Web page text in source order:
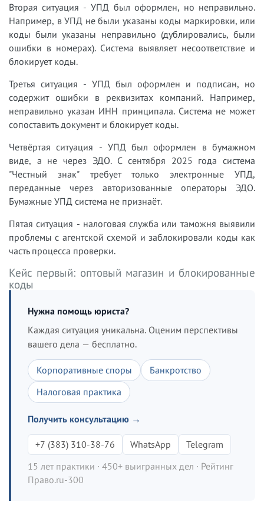
Вторая ситуация - УПД был оформлен, но неправильно.
Например, в УПД не были указаны коды маркировки, или
коды были указаны неправильно (дублировались, были
ошибки в номерах). Система выявляет несоответствие и
блокирует коды.
Третья ситуация - УПД был оформлен и подписан, но
содержит ошибки в реквизитах компаний. Например,
неправильно указан ИНН принципала. Система не может
сопоставить документ и блокирует коды.
Четвёртая ситуация - УПД был оформлен в бумажном
виде, а не через ЭДО. С сентября 2025 года система
"Честный знак" требует только электронные УПД,
переданные через авторизованные операторы ЭДО.
Бумажные УПД система не признаёт.
Пятая ситуация - налоговая служба или таможня выявили
проблемы с агентской схемой и заблокировали коды как
часть процесса проверки.
Кейс первый: оптовый магазин и блокированные
коды
Нужна помощь юриста?
Каждая ситуация уникальна. Оценим перспективы
вашего дела — бесплатно.
Корпоративные споры
Банкротство
Налоговая практика
Получить консультацию →
+7 (383) 310-38-76 WhatsApp
Telegram
15 лет практики · 450+ выигранных дел · Рейтинг
Право.ru-300